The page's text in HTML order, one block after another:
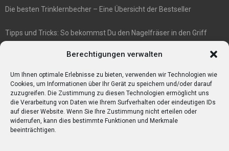
Berechtigungen verwalten
Um Ihnen optimale Erlebnisse zu bieten, verwenden wir Technologien wie
Cookies, um Informationen über Ihr Gerät zu speichern und/oder darauf
zuzugreifen. Die Zustimmung zu diesen Technologien ermöglicht uns
die Verarbeitung von Daten wie Ihrem Surfverhalten oder eindeutigen IDs
auf dieser Website. Wenn Sie Ihre Zustimmung nicht erteilen oder
widerrufen, kann dies bestimmte Funktionen und Merkmale
beeinträchtigen.
Die besten Trinklernbecher – Eine Übersicht der Bestseller
Tipps und Tricks: So bekommst Du den Nagelfräser in den Griff
Veganismus und Vegetarismus: Was ist der Unterschied?
Bumpkeys sind ein Phänomen, das viel Aufmerksamkeit erregt.